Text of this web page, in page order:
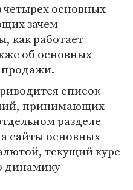
основных
зачем
как работает
об основных
продажи.
список
принимающих
разделе
сайты основных
текущий курс
динамику